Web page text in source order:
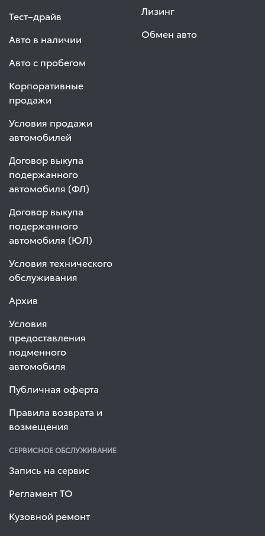
Тест–драйв
Авто в наличии
Авто с пробегом
Корпоративные
продажи
Условия продажи
автомобилей
Договор выкупа
подержанного
автомобиля (ФЛ)
Договор выкупа
подержанного
автомобиля (ЮЛ)
Условия технического
обслуживания
Архив
Условия
предоставления
подменного
автомобиля
Публичная оферта
Правила возврата и
возмещения
Лизинг
Обмен авто
СЕРВИСНОЕ ОБСЛУЖИВАНИЕ
Запись на сервис
Регламент ТО
Кузовной ремонт